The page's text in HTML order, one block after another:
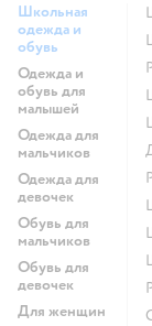
Школьная
одежда и
обувь
Одежда и
обувь для
малышей
Одежда для
мальчиков
Одежда для
девочек
Обувь для
мальчиков
Обувь для
девочек
Для женщин